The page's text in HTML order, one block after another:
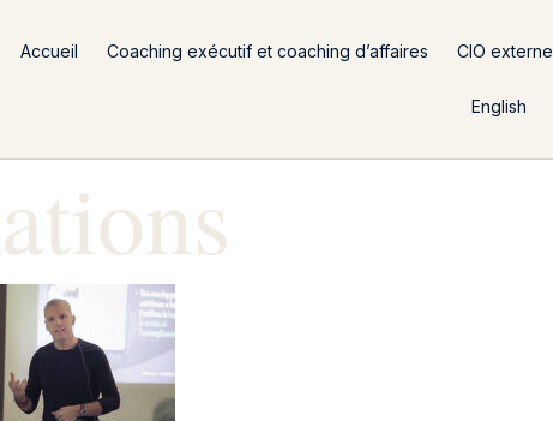
Accueil Coaching exécutif et coaching d’affaires CIO externe
English